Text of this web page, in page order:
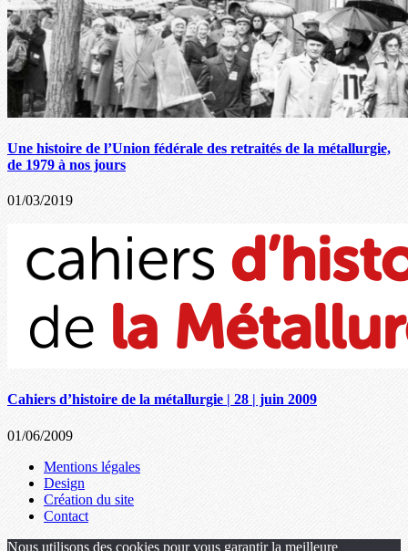
Une histoire de l’Union fédérale des retraités de la métallurgie,
de 1979 à nos jours
01/03/2019
Cahiers d’histoire de la métallurgie | 28 | juin 2009
01/06/2009
Mentions légales
Design
Création du site
Contact
Nous utilisons des cookies pour vous garantir la meilleure